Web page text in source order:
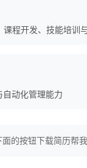
程开发、技能培训
动化管理能力
的按钮下载简历帮